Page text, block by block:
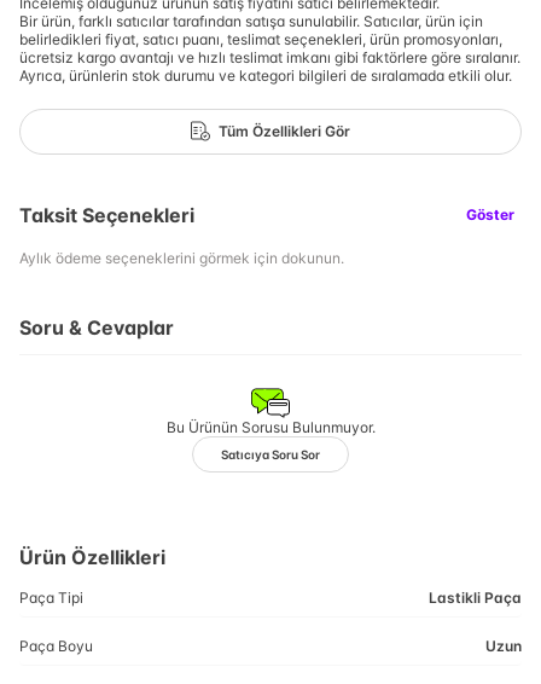
Bir ürün, farklı satıcılar tarafından satışa sunulabilir. Satıcılar, ürün için
belirledikleri fiyat, satıcı puanı, teslimat seçenekleri, ürün promosyonları,
ücretsiz kargo avantajı ve hızlı teslimat imkanı gibi faktörlere göre sıralanır.
Ayrıca, ürünlerin stok durumu ve kategori bilgileri de sıralamada etkili olur.
Tüm Özellikleri Gör
Taksit Seçenekleri Göster
Aylık ödeme seçeneklerini görmek için dokunun.
Soru & Cevaplar
Bu Ürünün Sorusu Bulunmuyor.
Satıcıya Soru Sor
Ürün Özellikleri
Paça Tipi Lastikli Paça
Paça Boyu Uzun